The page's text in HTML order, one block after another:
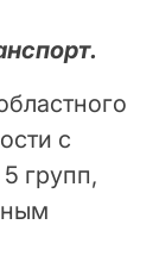
с
групп,